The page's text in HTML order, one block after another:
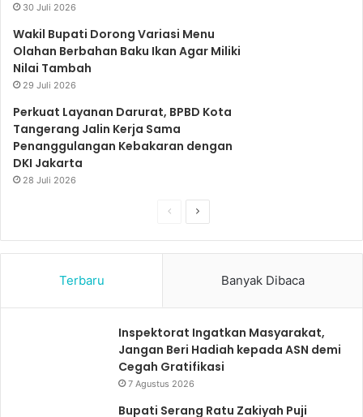
30 Juli 2026
Wakil Bupati Dorong Variasi Menu
Olahan Berbahan Baku Ikan Agar Miliki
Nilai Tambah
29 Juli 2026
Perkuat Layanan Darurat, BPBD Kota
Tangerang Jalin Kerja Sama
Penanggulangan Kebakaran dengan
DKI Jakarta
28 Juli 2026
b
m
n
l
u
t
Terbaru Banyak Dibaca
Inspektorat Ingatkan Masyarakat,
Jangan Beri Hadiah kepada ASN demi
Cegah Gratifikasi
7 Agustus 2026
Bupati Serang Ratu Zakiyah Puji